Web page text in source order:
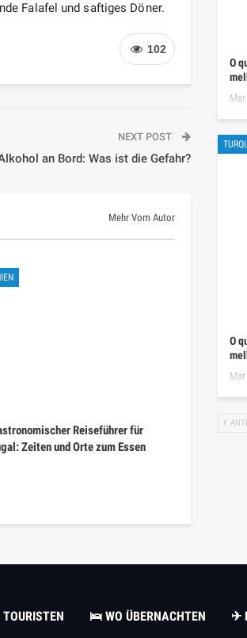
Falafel und saftiges Döner.
102
NEXT POST
an Bord: Was ist die Gefahr?
Mehr Vom Autor
Reiseführer für
Zeiten und Orte zum Essen
O
Mar
O
Mar
TOURISTEN 🛌 WO ÜBERNACHTEN ✈